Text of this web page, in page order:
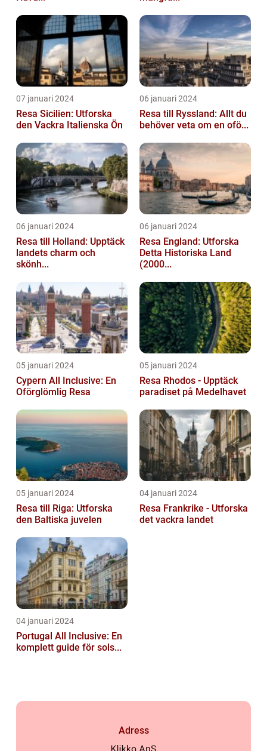
07 januari 2024
Resa Sicilien: Utforska
den Vackra Italienska Ön
06 januari 2024
Resa till Ryssland: Allt du
behöver veta om en ofö...
06 januari 2024
Resa till Holland: Upptäck
landets charm och
skönh...
06 januari 2024
Resa England: Utforska
Detta Historiska Land
(2000...
05 januari 2024
Cypern All Inclusive: En
Oförglömlig Resa
05 januari 2024
Resa Rhodos - Upptäck
paradiset på Medelhavet
05 januari 2024
Resa till Riga: Utforska
den Baltiska juvelen
04 januari 2024
Resa Frankrike - Utforska
det vackra landet
04 januari 2024
Portugal All Inclusive: En
komplett guide för sols...
Adress